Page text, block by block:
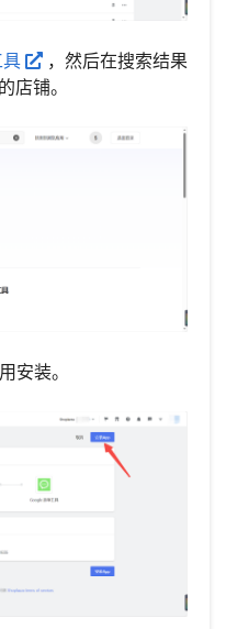
，然后在搜索结果
店铺。
安装。